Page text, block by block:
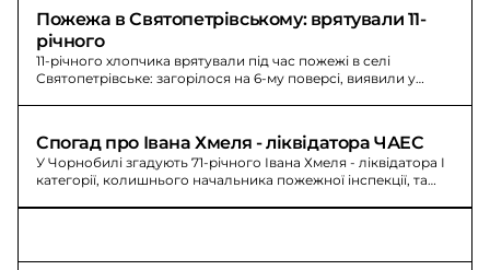
Пожежа в Святопетрівському: врятували 11-
річного
11-річного хлопчика врятували під час пожежі в селі
Святопетрівське: загорілося на 6-му поверсі, виявили у
Спогад про Івана Хмеля - ліквідатора ЧАЕС
У Чорнобилі згадують 71-річного Івана Хмеля - ліквідатора I
категорії, колишнього начальника пожежної інспекції, та